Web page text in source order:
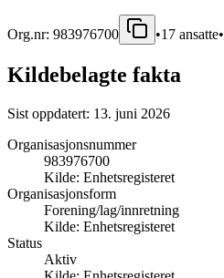
Org.nr: 983976700 •17 ansatte•
Kildebelagte fakta
Sist oppdatert: 13. juni 2026
Organisasjonsnummer
983976700
Kilde: Enhetsregisteret
Organisasjonsform
Forening/lag/innretning
Kilde: Enhetsregisteret
Status
Aktiv